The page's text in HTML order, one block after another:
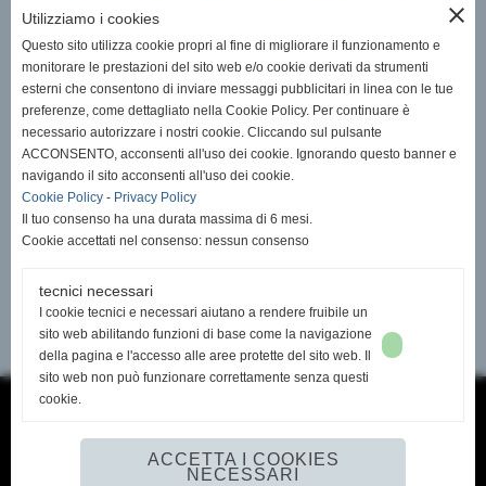
<< PRECEDENTE SUCCESSIVO >>
info@systecconsulting.net
close
Utilizziamo i cookies
Questo sito utilizza cookie propri al fine di migliorare il funzionamento e
monitorare le prestazioni del sito web e/o cookie derivati da strumenti
esterni che consentono di inviare messaggi pubblicitari in linea con le tue
preferenze, come dettagliato nella Cookie Policy. Per continuare è
necessario autorizzare i nostri cookie. Cliccando sul pulsante
ACCONSENTO, acconsenti all'uso dei cookie. Ignorando questo banner e
navigando il sito acconsenti all'uso dei cookie.
Cookie Policy - Privacy Policy
Il tuo consenso ha una durata massima di 6 mesi.
Cookie accettati nel consenso: nessun consenso
tecnici necessari
I cookie tecnici e necessari aiutano a rendere fruibile un
sito web abilitando funzioni di base come la navigazione
della pagina e l'accesso alle aree protette del sito web. Il
sito web non può funzionare correttamente senza questi
cookie.
ACCETTA I COOKIES
NECESSARI